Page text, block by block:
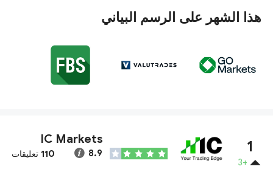
هذا الشهر على الرسم البياني
1
+3
IC Markets
8.9
110 تعليقات